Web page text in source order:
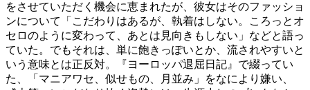
をさせていただく機会に恵まれたが、彼女はそのファッショ
ンについて「こだわりはあるが、執着はしない。ころっとオ
セロのように変わって、あとは見向きもしない」などと語っ
ていた。でもそれは、単に飽きっぽいとか、流されやすいと
いう意味とは正反対。『ヨーロッパ退屈日記』で綴ってい
た、「マニアワセ、似せもの、月並み」をなにより嫌い、